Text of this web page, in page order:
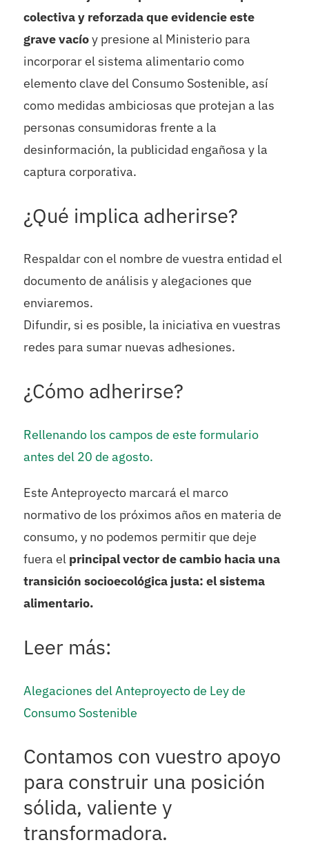
colectiva y reforzada que evidencie este
grave vacíoy presione al Ministerio para
incorporar el sistema alimentario como
elemento clave del Consumo Sostenible, así
como medidas ambiciosas que protejan a las
personas consumidoras frente a la
desinformación, la publicidad engañosa y la
captura corporativa.
¿Qué implica adherirse?
Respaldar con el nombre de vuestra entidad el
documento de análisis y alegaciones que
enviaremos.
Difundir, si es posible, la iniciativa en vuestras
redes para sumar nuevas adhesiones.
¿Cómo adherirse?
Rellenando los campos de este formulario
antes del 20 de agosto.
Este Anteproyecto marcará el marco
normativo de los próximos años en materia de
consumo, y no podemos permitir que deje
fuera el principal vector de cambio hacia una
transición socioecológica justa: el sistema
alimentario.
Leer más:
Alegaciones del Anteproyecto de Ley de
Consumo Sostenible
Contamos con vuestro apoyo
para construir una posición
sólida, valiente y
transformadora.